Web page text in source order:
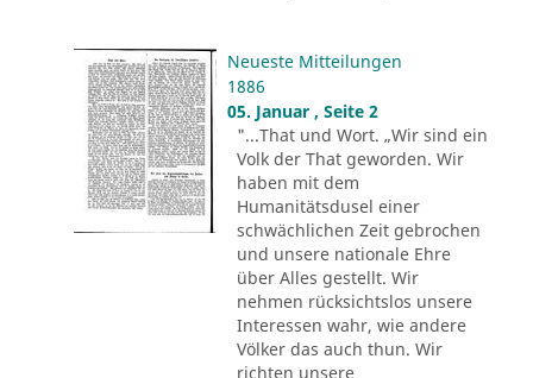
Neueste Mitteilungen
1886
05. Januar , Seite 2
"...That und Wort. „Wir sind ein
Volk der That geworden. Wir
haben mit dem
Humanitätsdusel einer
schwächlichen Zeit gebrochen
und unsere nationale Ehre
über Alles gestellt. Wir
nehmen rücksichtslos unsere
Interessen wahr, wie andere
Völker das auch thun. Wir
richten unsere